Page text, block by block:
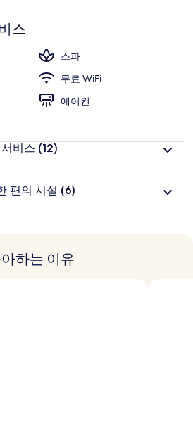
스
스파
무료 WiFi
에어컨
비스 (12)
편의 시설 (6)
하는 이유